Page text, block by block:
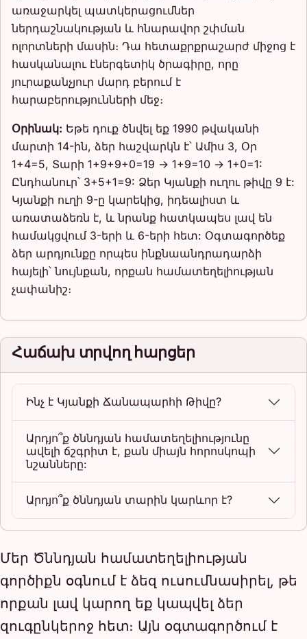
առաջարկել պատկերացումներ
ներդաշնակության և հնարավոր շփման
ոլորտների մասին։ Դա հետաքրքրաշարժ միջոց է
հասկանալու էներգետիկ ծրագիրը, որը
յուրաքանչյուր մարդ բերում է
հարաբերությունների մեջ։
Օրինակ: Եթե դուք ծնվել եք 1990 թվականի
մարտի 14-ին, ձեր հաշվարկն է՝ Ամիս 3, Օր
1+4=5, Տարի 1+9+9+0=19 → 1+9=10 → 1+0=1:
Ընդհանուր՝ 3+5+1=9: Ձեր Կյանքի ուղու թիվը 9 է:
Կյանքի ուղի 9-ը կարեկից, իդեալիստ և
առատաձեռն է, և նրանք հատկապես լավ են
համակցվում 3-երի և 6-երի հետ: Օգտագործեք
ձեր արդյունքը որպես ինքնաանդրադարձի
հայելի՝ նույնքան, որքան համատեղելիության
չափանիշ։
Հաճախ տրվող հարցեր
Ինչ է Կյանքի Ճանապարհի Թիվը?
Արդյո՞ք ծննդյան համատեղելիությունը
ավելի ճշգրիտ է, քան միայն հորոսկոպի
նշանները:
Արդյո՞ք ծննդյան տարին կարևոր է?
Մեր Ծննդյան համատեղելիության
գործիքն օգնում է ձեզ ուսումնասիրել, թե
որքան լավ կարող եք կապվել ձեր
զուգընկերոջ հետ։ Այն օգտագործում է